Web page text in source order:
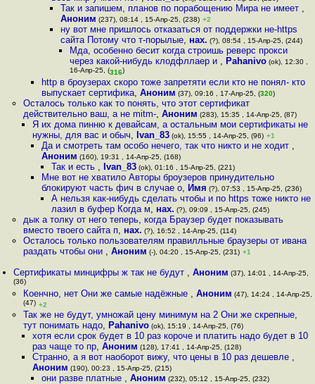
Так и запишем, планов по порабощению Мира не имеет ,
Аноним (237), 08:14 , 15-Апр-25, (238) +2
ну вот мне пришлось отказаться от поддержки не-https
сайта Потому что т-порылые, нах. (?), 08:54 , 15-Апр-25, (244)
Мда, особенно бесит когда строишь реверс прокси
через какой-нибудь клодфллаер и , Pahanivo (ok), 12:30 ,
16-Апр-25, (316)
http в броузерах скоро тоже запретяти если кто не понял- кто
выпускает сертифика,Аноним (37), 09:16 , 17-Апр-25, (320)
Осталось только как то понять, что этот сертификат
действительно ваш, а не mitm-, Аноним (283), 15:35 , 14-Апр-25, (87)
Я их дома пинню к девайсам, а остальным мои сертификаты не
нужны, для вас и обыч, Ivan_83(ok), 15:55 , 14-Апр-25, (96) +1
Да и смотреть там особо нечего, так что никто и не ходит ,
Аноним (160), 19:31 , 14-Апр-25, (168)
Так и есть , Ivan_83(ok), 01:16 , 15-Апр-25, (221)
Мне вот не хватило Авторы броузеров принудительно
блокируют часть фич в случае о, Имя (?), 07:53 , 15-Апр-25, (236)
А нельзя как-нибудь сделать чтобы и по https тоже никто не
лазил в буфер Когда м, нах. (?), 09:09 , 15-Апр-25, (245)
дык а толку от него теперь, когда Браузер будет показывать
вместо твоего сайта п, нах. (?), 16:52 , 14-Апр-25, (114)
Осталось только пользователям правилльные браузеры от ивана
раздать чтобы они , Аноним (-), 04:20 , 15-Апр-25, (231) +1
Сертификаты минцифры ж так не будут ,Аноним (37), 14:01 , 14-Апр-25,
(36)
Коенчно, нет Они же самые надёжные , Аноним (47), 14:24 , 14-Апр-25,
(47) +2
Так же не будут, умножай цену минимум на 2 Они же скрепные,
тут понимать надо, Pahanivo(ok), 15:19 , 14-Апр-25, (76)
хотя если срок будет в 10 раз короче и платить надо будет в 10
раз чаще то пр, Аноним (128), 17:41 , 14-Апр-25, (128)
Странно, а я вот наоборот вижу, что цены в 10 раз дешевле ,
Аноним (190), 00:23 , 15-Апр-25, (215)
они разве платные ,Аноним (232), 05:12 , 15-Апр-25, (232)